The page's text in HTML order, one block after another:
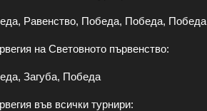
Равенство, Победа, Победа, Победа
на Световното първенство:
Загуба, Победа
във всички турнири: